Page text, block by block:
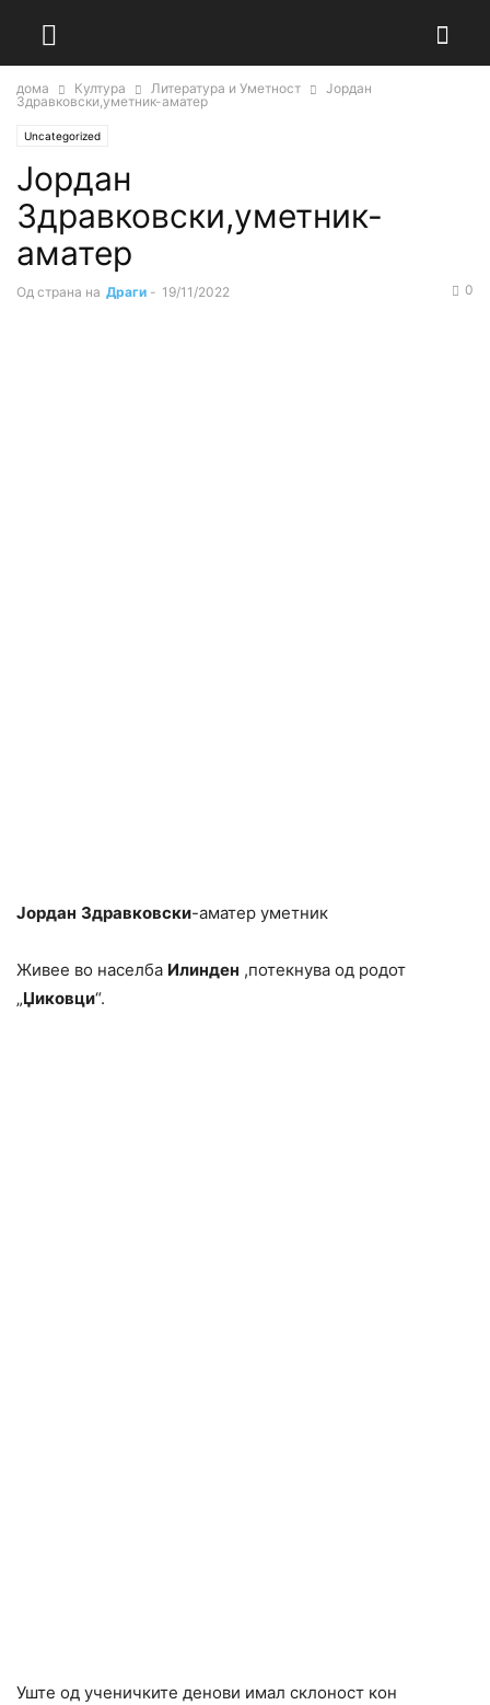
дома Култура Литература и Уметност
Јордан
Здравковски,уметник-аматер
Uncategorized
Јордан
Здравковски,уметник-
аматер
Од страна на Драги - 19/11/2022 0
Јордан Здравковски-аматер уметник
Живее во населба Илинден ,потекнува од родот
„Џиковци“.
Уште од ученичките денови имал склоност кон